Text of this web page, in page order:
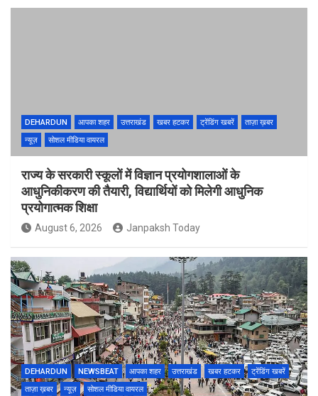
DEHARDUN आपका शहर उत्तराखंड खबर हटकर ट्रेंडिंग खबरें
ताज़ा ख़बर
न्यूज़
सोशल मीडिया वायरल
राज्य के सरकारी स्कूलों में विज्ञान प्रयोगशालाओं के
आधुनिकीकरण की तैयारी, विद्यार्थियों को मिलेगी आधुनिक
प्रयोगात्मक शिक्षा
August 6, 2026 Janpaksh Today
DEHARDUN NEWSBEAT आपका शहर उत्तराखंड खबर हटकर
ट्रेंडिंग खबरें
ताज़ा ख़बर
न्यूज़ सोशल मीडिया वायरल